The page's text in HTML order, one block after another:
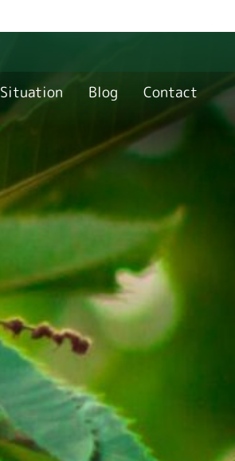
Situation Blog Contact